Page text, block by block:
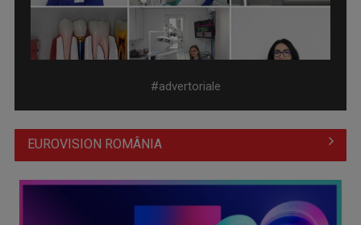
(P) Se poate pune dantură fixă pe implanturi într-o singură
zi? Cum ...
#advertoriale
EUROVISION ROMÂNIA